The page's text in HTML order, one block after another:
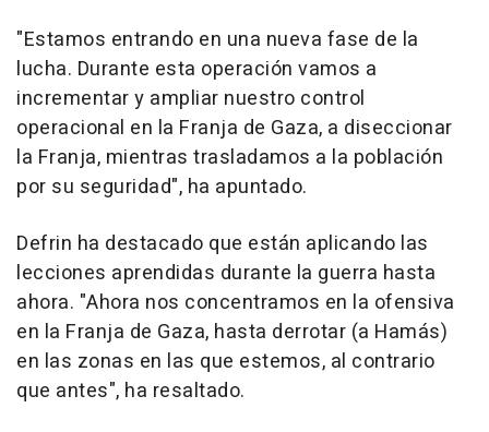
"Estamos entrando en una nueva fase de la
lucha. Durante esta operación vamos a
incrementar y ampliar nuestro control
operacional en la Franja de Gaza, a diseccionar
la Franja, mientras trasladamos a la población
por su seguridad", ha apuntado.
Defrin ha destacado que están aplicando las
lecciones aprendidas durante la guerra hasta
ahora. "Ahora nos concentramos en la ofensiva
en la Franja de Gaza, hasta derrotar (a Hamás)
en las zonas en las que estemos, al contrario
que antes", ha resaltado.